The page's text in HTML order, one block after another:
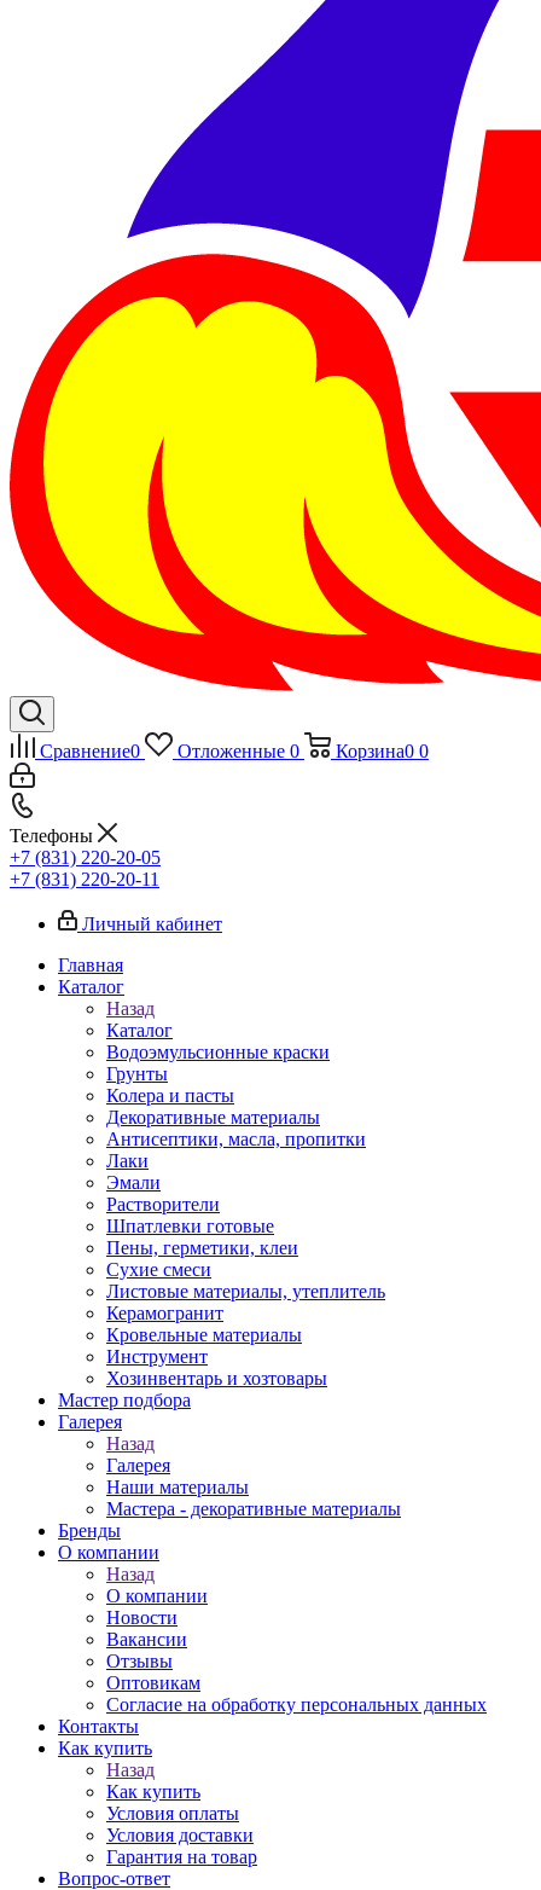
Сравнение0 Отложенные 0 Корзина0 0
Телефоны
+7 (831) 220-20-05
+7 (831) 220-20-11
Личный кабинет
Главная
Каталог
Назад
Каталог
Водоэмульсионные краски
Грунты
Колера и пасты
Декоративные материалы
Антисептики, масла, пропитки
Лаки
Эмали
Растворители
Шпатлевки готовые
Пены, герметики, клеи
Сухие смеси
Листовые материалы, утеплитель
Керамогранит
Кровельные материалы
Инструмент
Хозинвентарь и хозтовары
Мастер подбора
Галерея
Назад
Галерея
Наши материалы
Мастера - декоративные материалы
Бренды
О компании
Назад
О компании
Новости
Вакансии
Отзывы
Оптовикам
Cогласие на обработку персональных данных
Контакты
Как купить
Назад
Как купить
Условия оплаты
Условия доставки
Гарантия на товар
Вопрос-ответ